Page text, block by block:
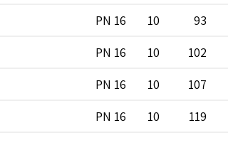
93
10
PN 16
102
10
PN 16
107
10
PN 16
119
10
PN 16